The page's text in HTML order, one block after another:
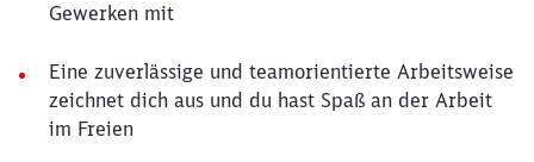
Gewerken mit
Eine zuverlässige und teamorientierte Arbeitsweise
zeichnet dich aus und du hast Spaß an der Arbeit
im Freien